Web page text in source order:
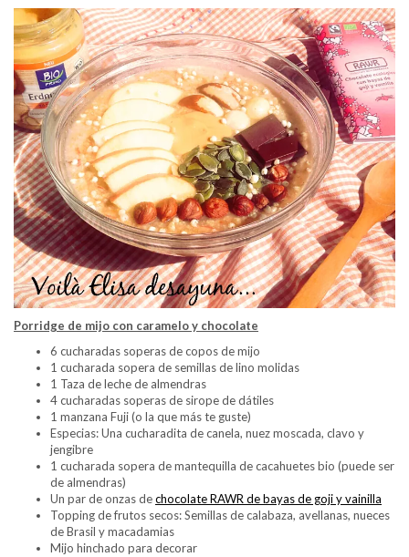
Porridge de mijo con caramelo y chocolate
6 cucharadas soperas de copos de mijo
1 cucharada sopera de semillas de lino molidas
1 Taza de leche de almendras
4 cucharadas soperas de sirope de dátiles
1 manzana Fuji (o la que más te guste)
Especias: Una cucharadita de canela, nuez moscada, clavo y
jengibre
1 cucharada sopera de mantequilla de cacahuetes bio (puede ser
de almendras)
Un par de onzas dechocolate RAWR de bayas de goji y vainilla
Topping de frutos secos: Semillas de calabaza, avellanas, nueces
de Brasil y macadamias
Mijo hinchado para decorar